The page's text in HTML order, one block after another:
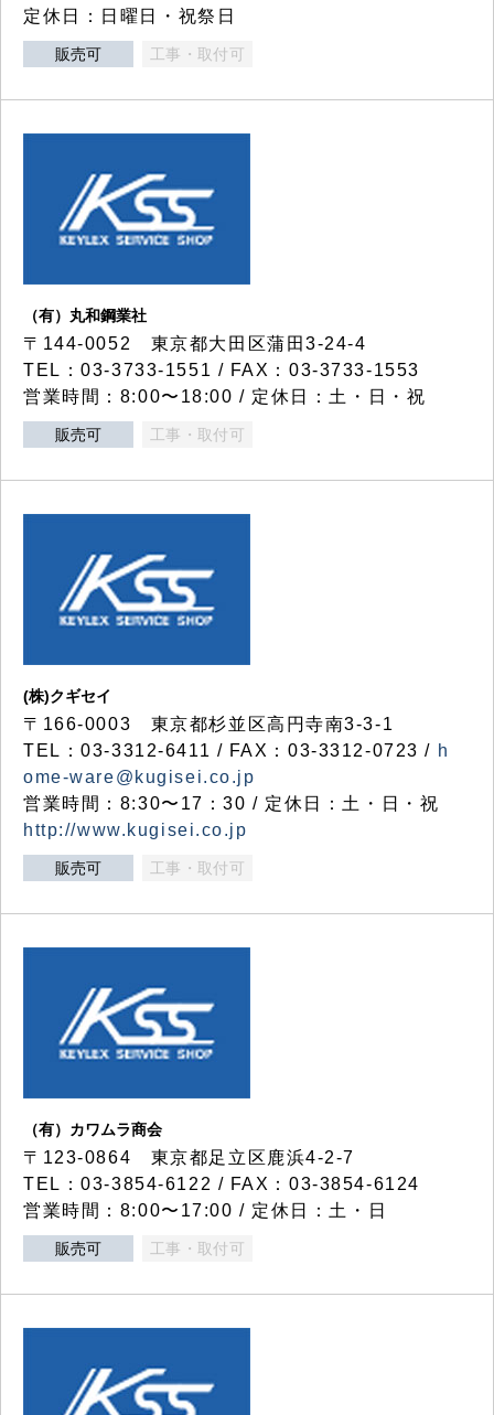
定休日：日曜日・祝祭日
販売可 工事・取付可
（有）丸和鋼業社
〒144-0052 東京都大田区蒲田3-24-4
TEL：03-3733-1551 / FAX：03-3733-1553
営業時間：8:00〜18:00 / 定休日：土・日・祝
販売可 工事・取付可
(株)クギセイ
〒166-0003 東京都杉並区高円寺南3-3-1
TEL：03-3312-6411 / FAX：03-3312-0723 / h
ome-ware@kugisei.co.jp
営業時間：8:30〜17：30 / 定休日：土・日・祝
http://www.kugisei.co.jp
販売可 工事・取付可
（有）カワムラ商会
〒123-0864 東京都足立区鹿浜4-2-7
TEL：03-3854-6122 / FAX：03-3854-6124
営業時間：8:00〜17:00 / 定休日：土・日
販売可 工事・取付可